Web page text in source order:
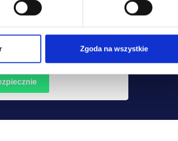
Zgoda na wszystkie
Wyrażam zgodę na przetwarzanie moich danych osobowych przez Poleasingowe.pl sp. z o.o. w celu realizacji usługi, a w tym na przekazanie przez poleasingowe.pl sp. z o.o. wskazanych danych do partnerów: BESPA sp. z o.o. z siedzibą w Komornikach i Promesa Plus sp. z o.o. z siedzibą w Warszawie w celu przekazania mi informacji lub oferty ubezpieczenia pojazdu przesyłanej za pośrednictwem SMS oraz innych form komunikacji elektronicznej, na moje telekomunikacyjne urządzenia końcowe (np. komputer, smartfon, tablet itp.).
w polityce prywatności